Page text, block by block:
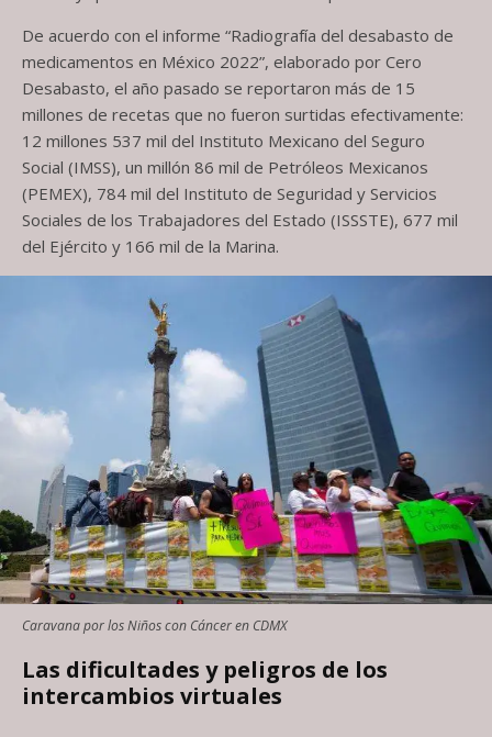
De acuerdo con el informe “Radiografía del desabasto de
medicamentos en México 2022”, elaborado por Cero
Desabasto, el año pasado se reportaron más de 15
millones de recetas que no fueron surtidas efectivamente:
12 millones 537 mil del Instituto Mexicano del Seguro
Social (IMSS), un millón 86 mil de Petróleos Mexicanos
(PEMEX), 784 mil del Instituto de Seguridad y Servicios
Sociales de los Trabajadores del Estado (ISSSTE), 677 mil
del Ejército y 166 mil de la Marina.
Caravana por los Niños con Cáncer en CDMX
Las dificultades y peligros de los
intercambios virtuales